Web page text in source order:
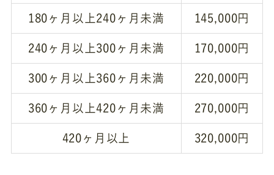
180ヶ月以上240ヶ月未満 145,000円
240ヶ月以上300ヶ月未満 170,000円
300ヶ月以上360ヶ月未満 220,000円
360ヶ月以上420ヶ月未満 270,000円
420ヶ月以上 320,000円